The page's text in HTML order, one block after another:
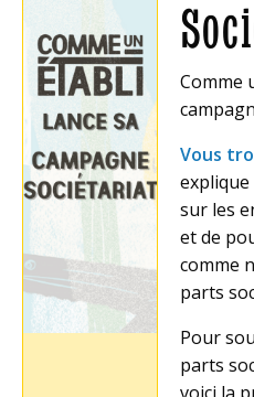
Comme
Vous
explique
sur les
et de
comme
parts
Pour
parts